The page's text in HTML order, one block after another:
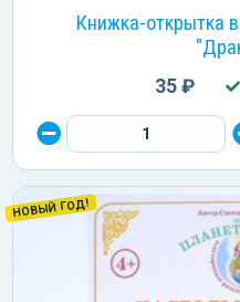
Книжка-открытка
35 ₽
НОВЫЙ ГОД!